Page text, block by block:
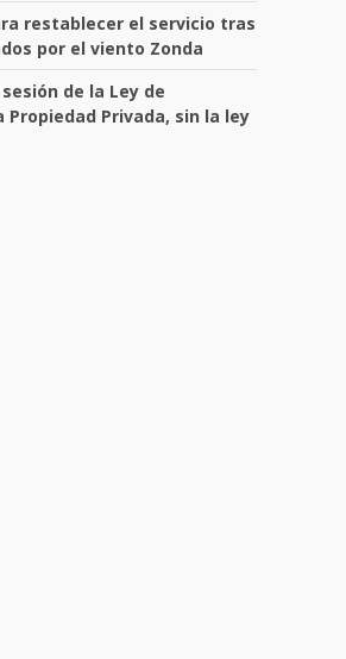
restablecer el servicio tras
por el viento Zonda
de la Ley de
Propiedad Privada, sin la ley